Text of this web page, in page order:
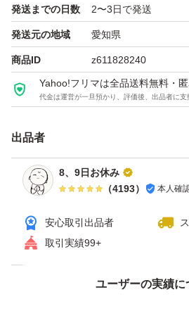
発送までの日数 2〜3日で発送
発送元の地域 愛知県
商品ID z611828240
Yahoo!フリマは全品送料無料・
代金は運営が一旦預かり、評価後、出品者に支
出品者
8、9日お休み
（4193） 本人確
安心取引出品者
取引実績99+
ユーザーの実績に
価格の相談